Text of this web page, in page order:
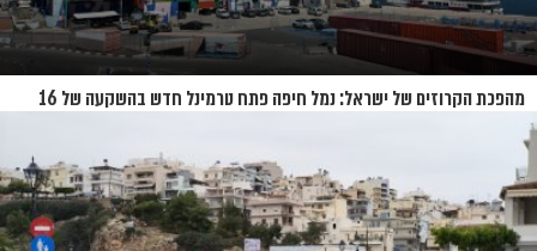
מהפכת הקרוזים של ישראל: נמל חיפה פתח טרמינל חדש בהשקעה של 16